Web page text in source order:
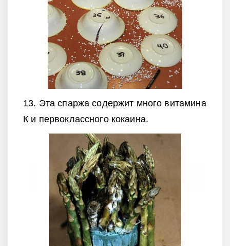
13. Эта спаржа содержит много витамина
К и первоклассного кокаина.